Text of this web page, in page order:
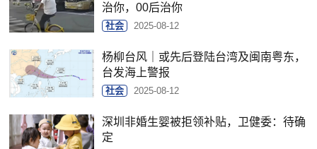
治你，00后治你
社会 2025-08-12
杨柳台风｜或先后登陆台湾及闽南粤东，
台发海上警报
社会 2025-08-12
深圳非婚生婴被拒领补贴，卫健委：待确
定